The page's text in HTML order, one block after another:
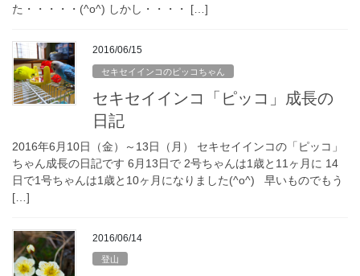
た・・・・・(^o^) しかし・・・・ […]
2016/06/15
セキセイインコのピッコちゃん
セキセイインコ「ピッコ」成長の
日記
2016年6月10日（金）～13日（月） セキセイインコの「ピッコ」
ちゃん成長の日記です 6月13日で 2号ちゃんは1歳と11ヶ月に 14
日で1号ちゃんは1歳と10ヶ月になりました(^o^) 早いものでもう
[…]
2016/06/14
登山